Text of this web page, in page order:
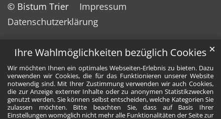
Ihre Wahlmöglichkeiten bezüglich Cookies
Wir möchten Ihnen ein optimales Webseiten-Erlebnis zu bieten. Dazu
verwenden wir Cookies, die für das Funktionieren unserer Website
notwendig sind. Mit Ihrer Zustimmung verwenden wir auch Cookies,
die zur Anzeige externer Inhalte oder zu anonymen Statistikzwecken
genutzt werden. Sie können selbst entscheiden, welche Kategorien Sie
zulassen möchten. Bitte beachten Sie, dass auf Basis Ihrer
Einstellungen womöglich nicht mehr alle Funktionalitäten der Seite zur
✕
© Bistum Trier
Impressum
Datenschutzerklärung